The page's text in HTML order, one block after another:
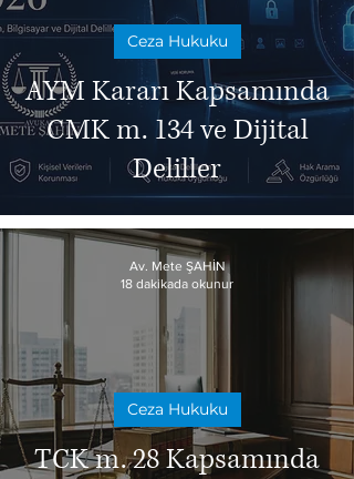
AYM Kararı Kapsamında
CMK m. 134 ve Dijital
Deliller
Ceza Hukuku
TCK m. 28 Kapsamında
Ceza Hukuku
Av. Mete ŞAHİN
18 dakikada okunur